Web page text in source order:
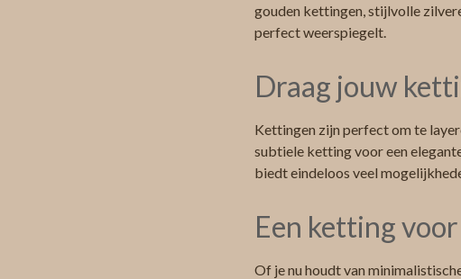
gouden kettingen, stijlvolle
perfect weerspiegelt.
Draag jouw
Kettingen zijn perfect om te
subtiele ketting voor een
biedt eindeloos veel
Een ketting
Of je nu houdt van